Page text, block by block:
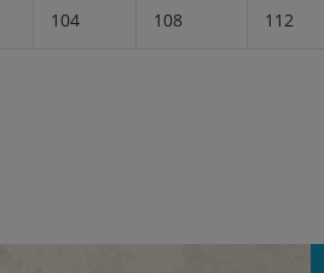
104 108 112